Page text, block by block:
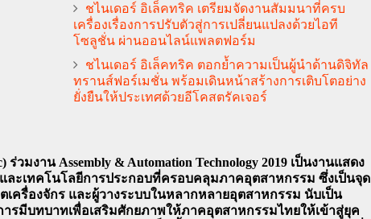
ชไนเดอร์ อิเล็คทริค เตรียมจัดงานสัมมนาที่ครบ
เครื่องเรื่องการปรับตัวสู่การเปลี่ยนแปลงด้วยไอที
โซลูชั่น ผ่านออนไลน์แพลตฟอร์ม
ชไนเดอร์ อิเล็คทริค ตอกย้ำความเป็นผู้นำด้านดิจิทัล
ทรานส์ฟอร์เมชั่น พร้อมเดินหน้าสร้างการเติบโตอย่าง
ยั่งยืนให้ประเทศด้วยอีโคสตรัคเจอร์
ร่วมงาน Assembly & Automation Technology 2019 เป็นงานแสดง
ะเทคโนโลยีการประกอบที่ครอบคลุมภาคอุตสาหกรรม ซึ่งเป็นจุด
เครื่องจักร และผู้วางระบบในหลากหลายอุตสาหกรรม นับเป็น
รมีบทบาทเพื่อเสริมศักยภาพให้ภาคอุตสาหกรรมไทยให้เข้าสู่ยุค